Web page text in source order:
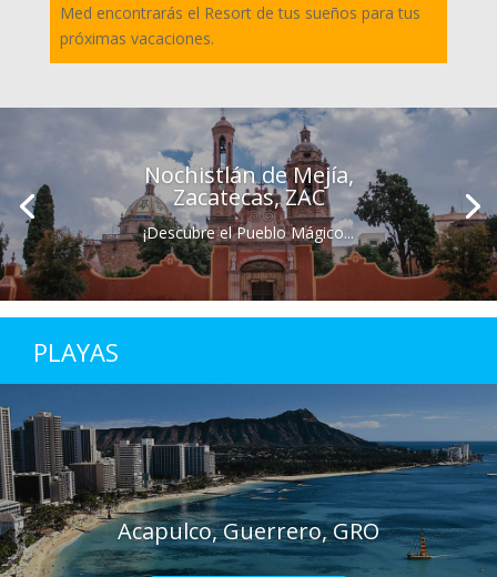
Med encontrarás el Resort de tus sueños para tus
próximas vacaciones.
Nochistlán de Mejía,
Zacatecas, ZAC
¡Descubre el Pueblo Mágico...
PLAYAS
Acapulco, Guerrero, GRO